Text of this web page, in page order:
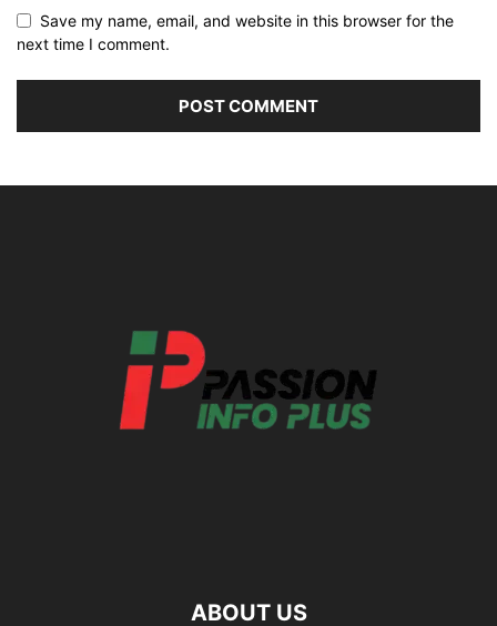
Save my name, email, and website in this browser for the
next time I comment.
ABOUT US